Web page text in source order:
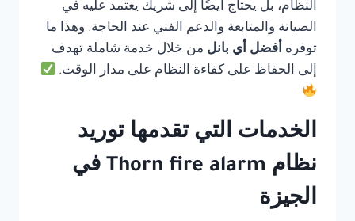
النظام، بل يحتاج أيضًا إلى شريك يعتمد عليه في
الصيانة والمتابعة والدعم الفني عند الحاجة. وهذا ما
توفره أفضل أي بانل من خلال خدمة شاملة تهدف
إلى الحفاظ على كفاءة النظام على مدار الوقت.
الخدمات التي تقدمها توريد
نظام Thorn fire alarm في
الجيزة